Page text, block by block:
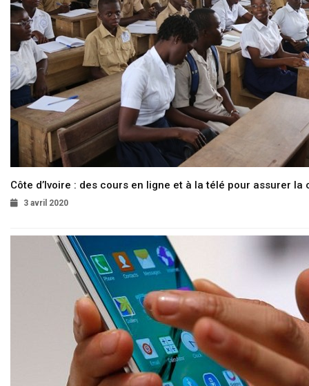
Côte d’Ivoire : des cours en ligne et à la télé pour assurer la
3 avril 2020